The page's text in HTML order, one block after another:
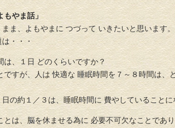
もやま話」
ま、よもやまに つづって いきたいと思います。
は・・・
は、１日 どのくらいですか？
ですが、人は 快適な 睡眠時間を７～８時間は、
の約１／３は、睡眠時間に 費やしていることに
とは、脳を休ませる為に 必要不可欠なことであ